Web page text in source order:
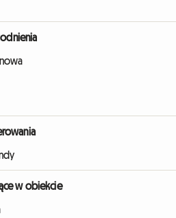
w obiekcie